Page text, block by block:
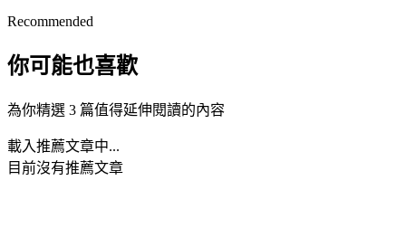
Recommended
你可能也喜歡
為你精選 3 篇值得延伸閱讀的內容
載入推薦文章中...
目前沒有推薦文章